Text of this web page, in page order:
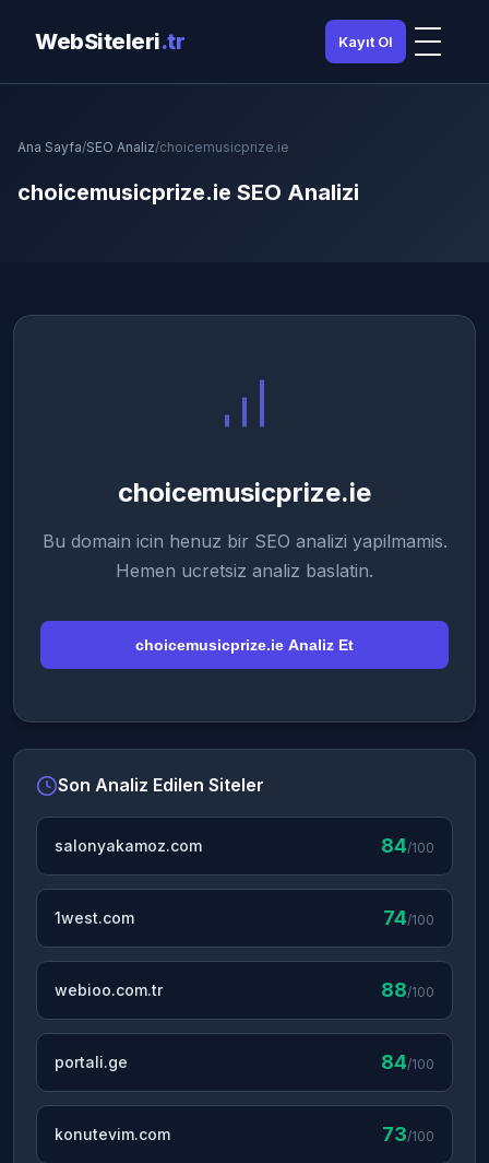
WebSiteleri.tr Kayıt Ol
Ana Sayfa/SEO Analiz/choicemusicprize.ie
choicemusicprize.ie SEO Analizi
choicemusicprize.ie
Bu domain icin henuz bir SEO analizi yapilmamis.
Hemen ucretsiz analiz baslatin.
choicemusicprize.ie Analiz Et
Son Analiz Edilen Siteler
salonyakamoz.com 84/100
1west.com 74/100
webioo.com.tr 88/100
portali.ge 84/100
konutevim.com 73/100